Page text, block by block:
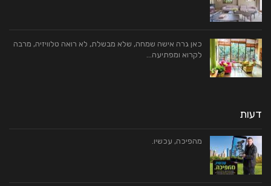
כאן גרה אישה שמחה, שלא מבשלת, לא רואה טלוויזיה, מרבה
לקרוא ומפתיעה…
דעות
מהפיכה, עכשיו.